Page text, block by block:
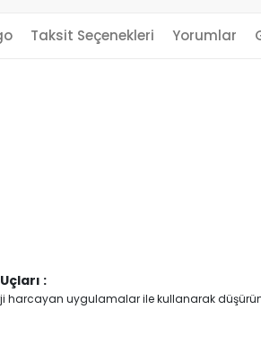
Taksit Seçenekleri Yorumlar
:
harcayan uygulamalar ile kullanarak